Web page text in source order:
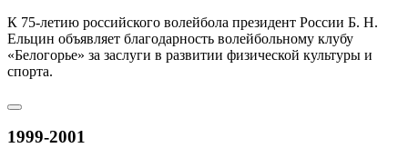
К 75-летию российского волейбола президент России Б. Н.
Ельцин объявляет благодарность волейбольному клубу
«Белогорье» за заслуги в развитии физической культуры и
спорта.
1999-2001